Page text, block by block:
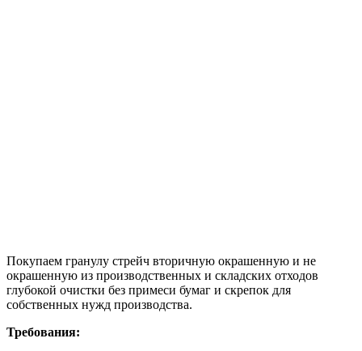
Покупаем гранулу стрейч вторичную окрашенную и не
окрашенную из производственных и складских отходов
глубокой очистки без примеси бумаг и скрепок для
собственных нужд производства.
Требования: